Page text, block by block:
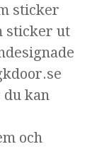
sticker
sticker ut
kan
och